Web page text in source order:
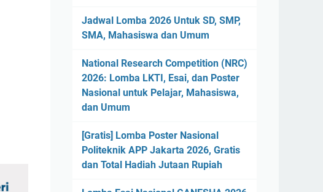
Jadwal Lomba 2026 Untuk SD, SMP,
SMA, Mahasiswa dan Umum
National Research Competition (NRC)
2026: Lomba LKTI, Esai, dan Poster
Nasional untuk Pelajar, Mahasiswa,
dan Umum
[Gratis] Lomba Poster Nasional
Politeknik APP Jakarta 2026, Gratis
dan Total Hadiah Jutaan Rupiah